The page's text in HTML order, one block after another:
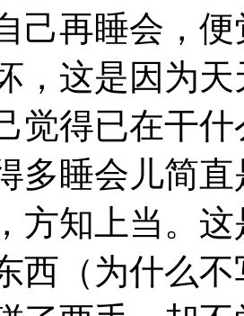
己再睡会，
，这是因为
觉得已在干
多睡会儿简
方知上当。
西（为什么